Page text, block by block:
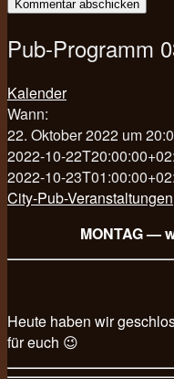
Pub-Programm
Kalender
Wann:
22. Oktober 2022 um
2022-10-
2022-10-
City-Pub-Veranstaltungen
MONTAG —
Heute haben wir
für euch 😉